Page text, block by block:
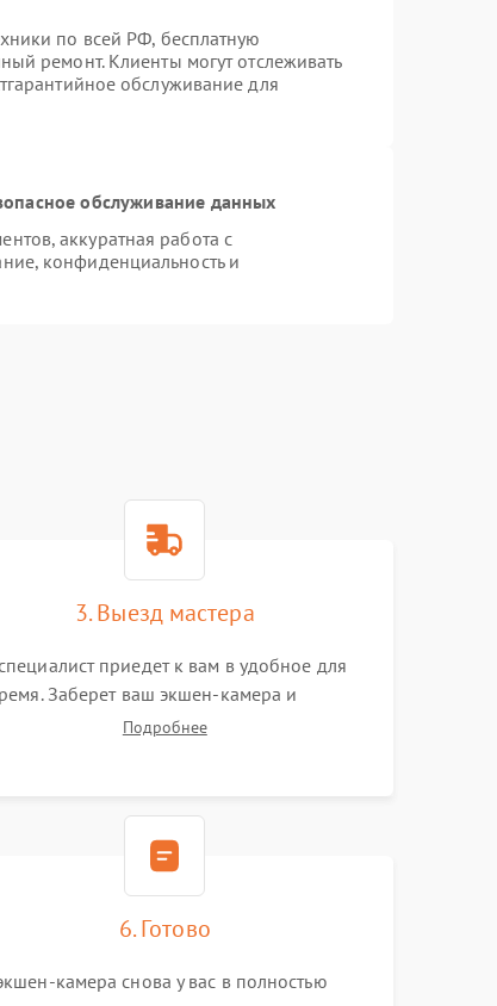
по всей РФ, бесплатную
ремонт. Клиенты могут отслеживать
обслуживание для
обслуживание данных
аккуратная работа с
конфиденциальность и
3. Выезд мастера
приедет к вам в удобное для
Заберет ваш экшен-камера и
на склад для диагностики.
Подробнее
6. Готово
камера снова у вас в полностью